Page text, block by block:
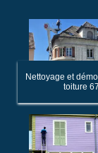
Nettoyage et
toiture 67